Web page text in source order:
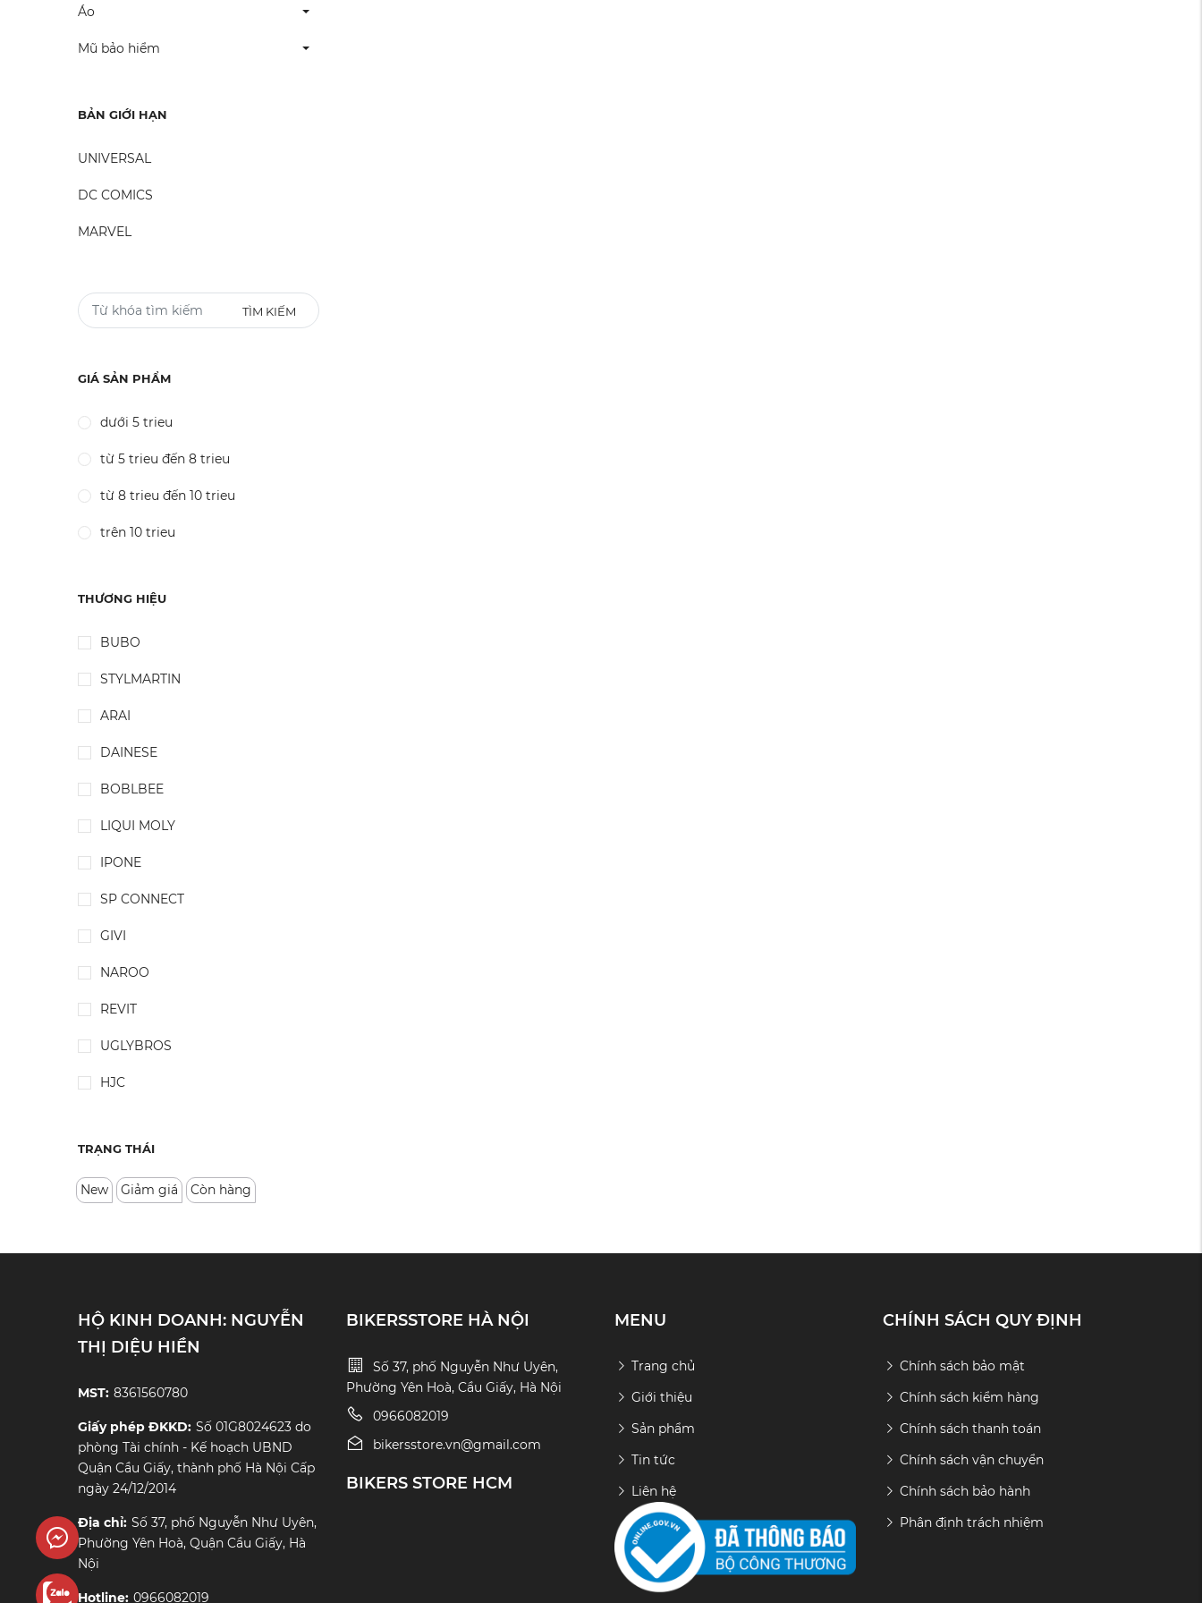
Áo
Mũ bảo hiểm
BẢN GIỚI HẠN
UNIVERSAL
DC COMICS
MARVEL
TÌM KIẾM
GIÁ SẢN PHẨM
dưới 5 trieu
từ 5 trieu đến 8 trieu
từ 8 trieu đến 10 trieu
trên 10 trieu
THƯƠNG HIỆU
BUBO
STYLMARTIN
ARAI
DAINESE
BOBLBEE
LIQUI MOLY
IPONE
SP CONNECT
GIVI
NAROO
REVIT
UGLYBROS
HJC
TRẠNG THÁI
New Giảm giá Còn hàng
HỘ KINH DOANH: NGUYỄN
THỊ DIỆU HIỀN
MST: 8361560780
Giấy phép ĐKKD: Số 01G8024623 do
phòng Tài chính - Kế hoạch UBND
Quận Cầu Giấy, thành phố Hà Nội Cấp
ngày 24/12/2014
Địa chỉ: Số 37, phố Nguyễn Như Uyên,
Phường Yên Hoà, Quận Cầu Giấy, Hà
Nội
Hotline: 0966082019
BIKERSSTORE HÀ NỘI
Số 37, phố Nguyễn Như Uyên,
Phường Yên Hoà, Cầu Giấy, Hà Nội
0966082019
bikersstore.vn@gmail.com
BIKERS STORE HCM
MENU
Trang chủ
Giới thiệu
Sản phẩm
Tin tức
Liên hệ
CHÍNH SÁCH QUY ĐỊNH
Chính sách bảo mật
Chính sách kiểm hàng
Chính sách thanh toán
Chính sách vận chuyển
Chính sách bảo hành
Phân định trách nhiệm